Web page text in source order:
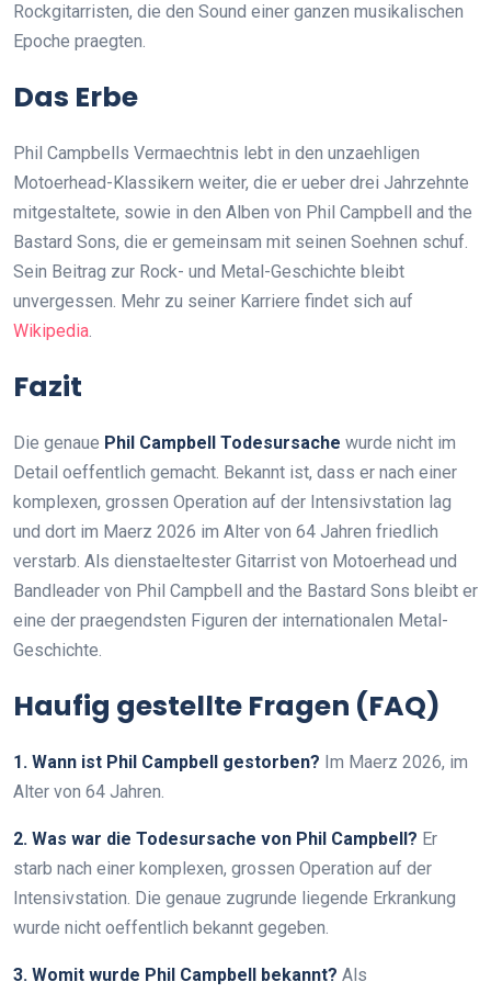
Rockgitarristen, die den Sound einer ganzen musikalischen
Epoche praegten.
Das Erbe
Phil Campbells Vermaechtnis lebt in den unzaehligen
Motoerhead-Klassikern weiter, die er ueber drei Jahrzehnte
mitgestaltete, sowie in den Alben von Phil Campbell and the
Bastard Sons, die er gemeinsam mit seinen Soehnen schuf.
Sein Beitrag zur Rock- und Metal-Geschichte bleibt
unvergessen. Mehr zu seiner Karriere findet sich auf
Wikipedia.
Fazit
Die genaue Phil Campbell Todesursache wurde nicht im
Detail oeffentlich gemacht. Bekannt ist, dass er nach einer
komplexen, grossen Operation auf der Intensivstation lag
und dort im Maerz 2026 im Alter von 64 Jahren friedlich
verstarb. Als dienstaeltester Gitarrist von Motoerhead und
Bandleader von Phil Campbell and the Bastard Sons bleibt er
eine der praegendsten Figuren der internationalen Metal-
Geschichte.
Haufig gestellte Fragen (FAQ)
1. Wann ist Phil Campbell gestorben? Im Maerz 2026, im
Alter von 64 Jahren.
2. Was war die Todesursache von Phil Campbell? Er
starb nach einer komplexen, grossen Operation auf der
Intensivstation. Die genaue zugrunde liegende Erkrankung
wurde nicht oeffentlich bekannt gegeben.
3. Womit wurde Phil Campbell bekannt? Als